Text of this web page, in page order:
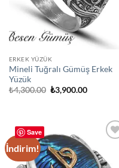
ERKEK YÜZÜK
Mineli Tuğralı Gümüş Erkek
Yüzük
₺4,300.00 Orijinal
fiyat:
₺3,900.00Şu
Save
İndirim!
wishlist